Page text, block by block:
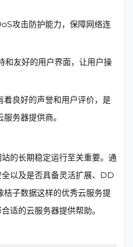
攻击防护能力，保障网络连
和友好的用户界面，让用户操
着良好的声誉和用户评价，是
务器提供商。
的长期稳定运行至关重要。通
以及是否具备灵活扩展、DD
子数据这样的优秀云服务提
适的云服务器提供帮助。